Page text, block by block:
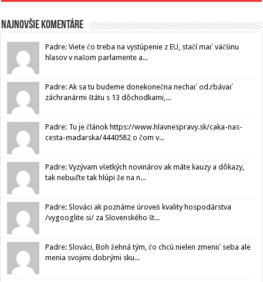
Najnovšie komentáre
Padre: Viete čo treba na vystúpenie z EU, stačí mať väčšinu
hlasov v našom parlamente a...
Padre: Ak sa tu budeme donekonečna nechať od.rbávať
záchranármi štátu s 13 dôchodkami,...
Padre: Tu je článok https://www.hlavnespravy.sk/caka-nas-
cesta-madarska/4440582 o čom v...
Padre: Vyzývam všetkých novinárov ak máte kauzy a dôkazy,
tak nebuďte tak hlúpi že na n...
Padre: Slováci ak poznáme úroveň kvality hospodárstva
/vygooglite si/ za Slovenského št...
Padre: Slováci, Boh žehná tým, čo chcú nielen zmeniť seba ale
menia svojimi dobrými sku...